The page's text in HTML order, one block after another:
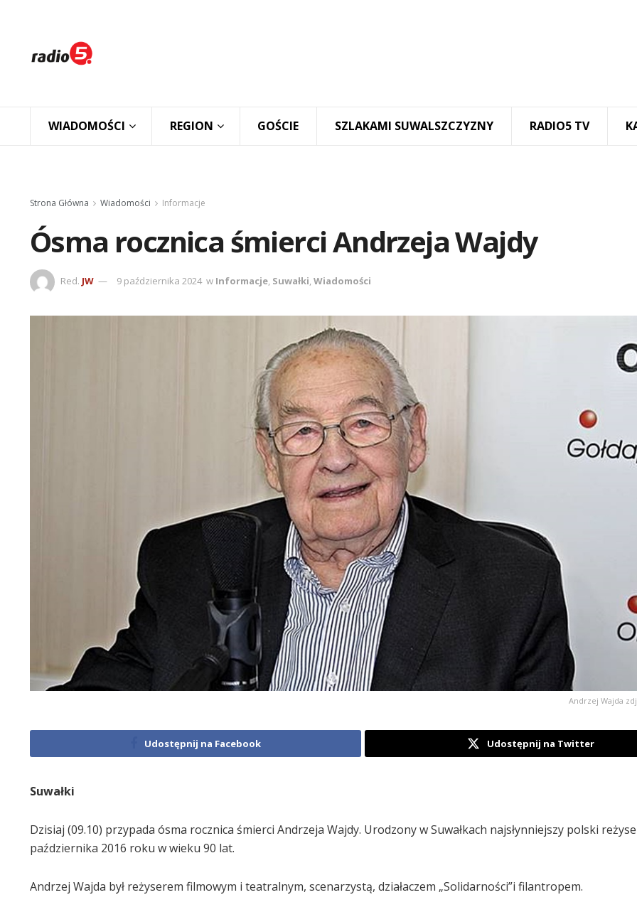
WIADOMOŚCI REGION GOŚCIE SZLAKAMI SUWALSZCZYZNY RADIO5 TV
Strona Główna Wiadomości Informacje
Ósma rocznica śmierci Andrzeja Wajdy
Red. JW 9 października 2024 w Informacje, Suwałki,Wiadomości
Andrzej Wajda
Udostępnij na Facebook Udostępnij na Twitter
Suwałki
Dzisiaj (09.10) przypada ósma rocznica śmierci Andrzeja Wajdy. Urodzony w Suwałkach najsłynniejszy polski
października 2016 roku w wieku 90 lat.
Andrzej Wajda był reżyserem filmowym i teatralnym, scenarzystą, działaczem „Solidarności”i filantropem.